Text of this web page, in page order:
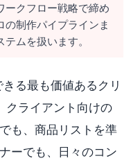
ークフロー戦略で締め
の制作パイプラインま
ムを扱います。
る最も価値あるクリ
クライアント向けの
も、商品リストを準
ーでも、日々のコン